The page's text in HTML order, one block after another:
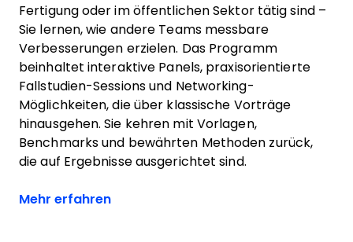
Fertigung oder im öffentlichen Sektor tätig sind –
Sie lernen, wie andere Teams messbare
Verbesserungen erzielen. Das Programm
beinhaltet interaktive Panels, praxisorientierte
Fallstudien-Sessions und Networking-
Möglichkeiten, die über klassische Vorträge
hinausgehen. Sie kehren mit Vorlagen,
Benchmarks und bewährten Methoden zurück,
die auf Ergebnisse ausgerichtet sind.
Mehr erfahrenOpens new window